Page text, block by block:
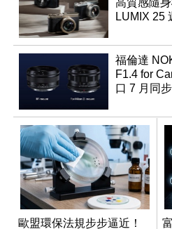
LUMIX 25
福倫達
F1.4 for
口 7 月同
歐盟環保法規步步逼近！